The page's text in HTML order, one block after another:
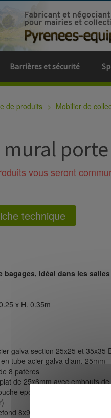
Barrières et sécurité
de produits Mobilier de
vous seront
technique
bagages, idéal dans les
x H. 0.35m
galva section 25x25 et 35x35
tube acier galva diam. 25mm
8 patères
de 25x6mm avec embouts
epoxy + laque polyuréthane
8x90 avec cache écrou +